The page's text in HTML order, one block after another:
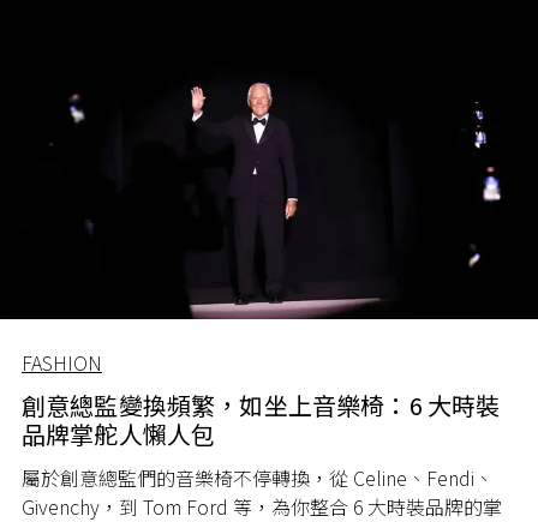
FASHION
創意總監變換頻繁，如坐上音樂椅：6 大時裝
品牌掌舵人懶人包
屬於創意總監們的音樂椅不停轉換，從 Celine、Fendi、
Givenchy，到 Tom Ford 等，為你整合 6 大時裝品牌的掌